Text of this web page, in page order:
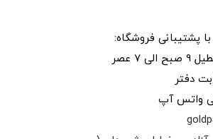
پشتیبانی فروشگاه:
7 عصر
دفتر
واتس آپ